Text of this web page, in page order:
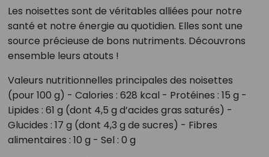
Les noisettes sont de véritables alliées pour notre
santé et notre énergie au quotidien. Elles sont une
source précieuse de bons nutriments. Découvrons
ensemble leurs atouts !
Valeurs nutritionnelles principales des noisettes
(pour 100 g) - Calories : 628 kcal - Protéines : 15 g -
Lipides : 61 g (dont 4,5 g d’acides gras saturés) -
Glucides : 17 g (dont 4,3 g de sucres) - Fibres
alimentaires : 10 g - Sel : 0 g